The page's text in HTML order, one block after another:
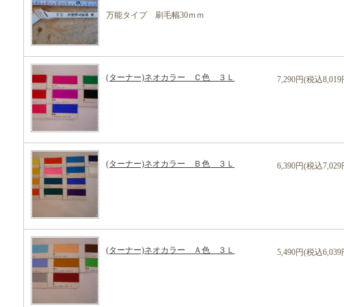
万能タイプ 刷毛幅30ｍｍ
(ターナー)ネオカラー Ｃ色 ３Ｌ 7,290円(税込8,019
(ターナー)ネオカラー Ｂ色 ３Ｌ 6,390円(税込7,029
(ターナー)ネオカラー Ａ色 ３Ｌ 5,490円(税込6,039